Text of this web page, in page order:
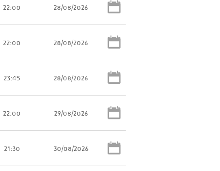
28/08/2026
22:00
28/08/2026
22:00
28/08/2026
23:45
29/08/2026
22:00
30/08/2026
21:30